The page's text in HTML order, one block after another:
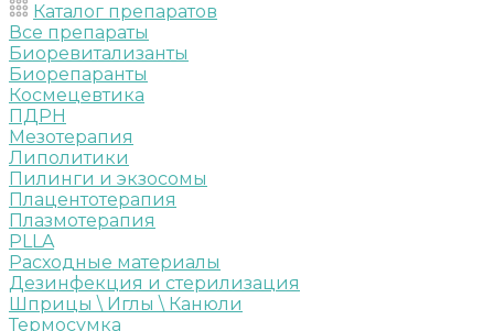
Каталог препаратов
Все препараты
Биоревитализанты
Биорепаранты
Космецевтика
ПДРН
Мезотерапия
Липолитики
Пилинги и экзосомы
Плацентотерапия
Плазмотерапия
PLLA
Расходные материалы
Дезинфекция и стерилизация
Шприцы \ Иглы \ Канюли
Термосумка